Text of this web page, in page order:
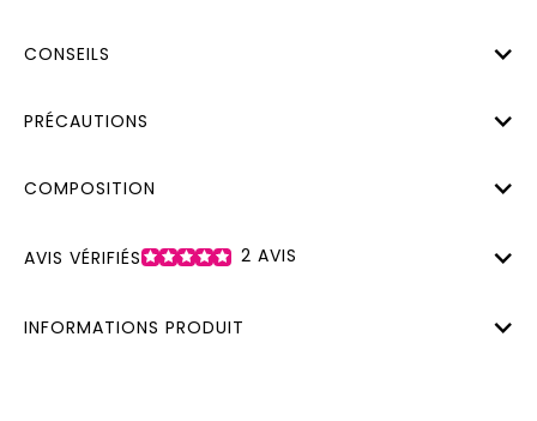
CONSEILS
PRÉCAUTIONS
COMPOSITION
AVIS VÉRIFIÉS 2 AVIS
INFORMATIONS PRODUIT